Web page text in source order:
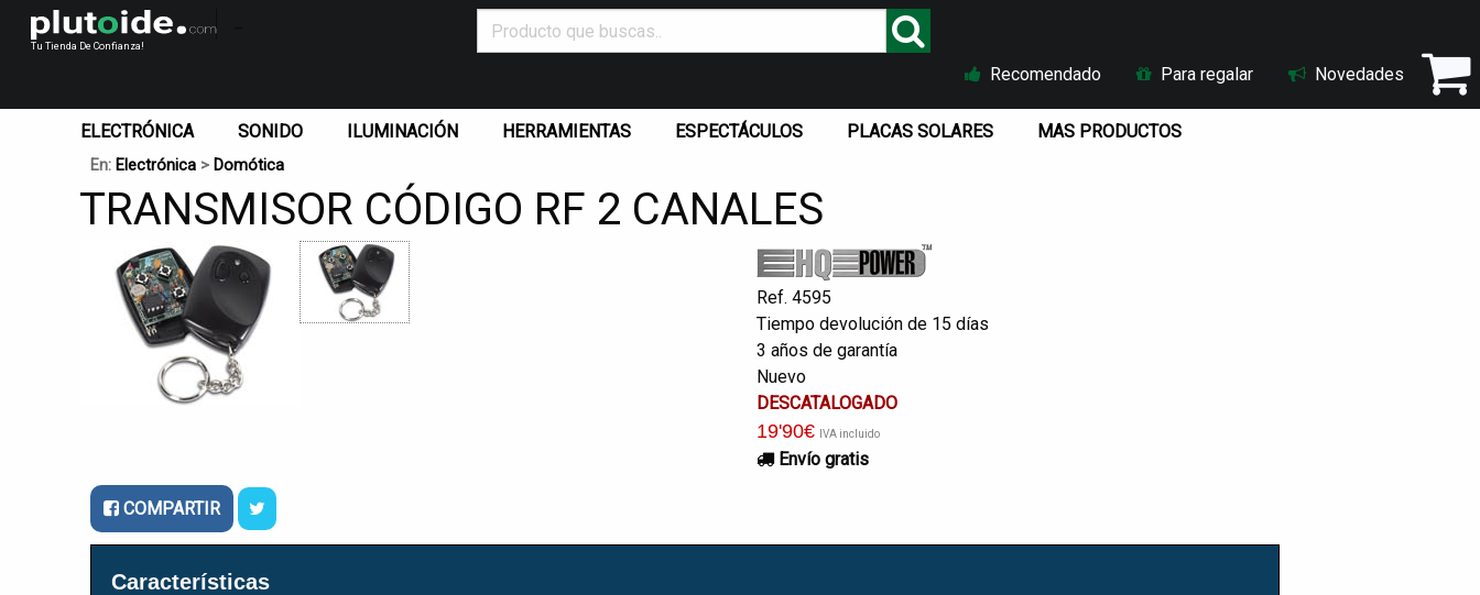
Tu Tienda De Confianza!
Recomendado Para regalar Novedades
ELECTRÓNICA SONIDO ILUMINACIÓN HERRAMIENTAS ESPECTÁCULOS PLACAS SOLARES MAS PRODUCTOS
En: Electrónica > Domótica
TRANSMISOR CÓDIGO RF 2 CANALES
Ref. 4595
Tiempo devolución de 15 días
3 años de garantía
Nuevo
DESCATALOGADO
19'90€ IVA incluido
Envío gratis
COMPARTIR
Características